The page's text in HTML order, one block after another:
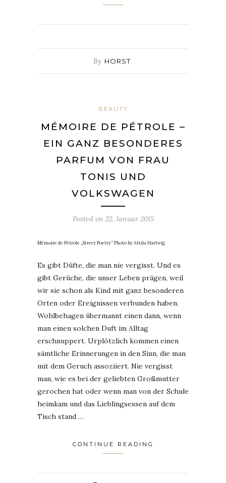
By HORST
BEAUTY
MÉMOIRE DE PÉTROLE –
EIN GANZ BESONDERES
PARFUM VON FRAU
TONIS UND
VOLKSWAGEN
Posted on 22. Januar 2015
Mémoire de Pétrole „Street Poetry“ Photo by Attila Hartwig
Es gibt Düfte, die man nie vergisst. Und es
gibt Gerüche, die unser Leben prägen, weil
wir sie schon als Kind mit ganz besonderen
Orten oder Ereignissen verbunden haben.
Wohlbehagen übermannt einen dann, wenn
man einen solchen Duft im Alltag
erschnuppert. Urplötzlich kommen einen
sämtliche Erinnerungen in den Sinn, die man
mit dem Geruch assoziiert. Nie vergisst
man, wie es bei der geliebten Großmutter
gerochen hat oder wenn man von der Schule
heimkam und das Lieblingsessen auf dem
Tisch stand …
CONTINUE READING